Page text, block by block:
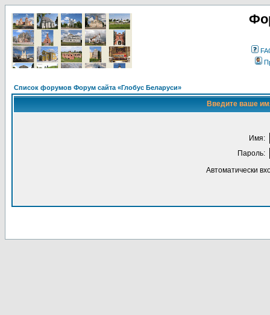
Список форумов Форум сайта «Глобус Беларуси»
Введите ваше
Имя:
Пароль:
Автоматически